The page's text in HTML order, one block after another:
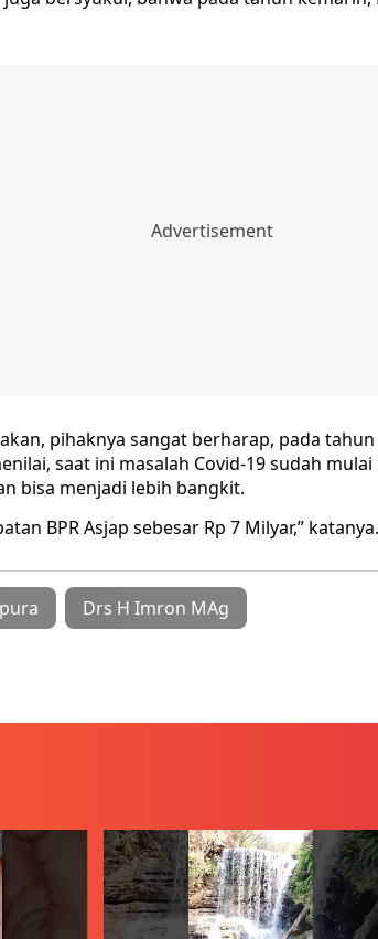
pihaknya sangat berharap, pada
saat ini masalah Covid-19 sudah
bisa menjadi lebih bangkit.
BPR Asjap sebesar Rp 7 Milyar,”
Drs H Imron MAg